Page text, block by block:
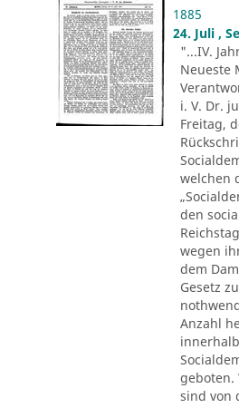
1885
24. Juli ,
"...IV.
Neueste
i. V. Dr.
Freitag,
welchen
den
wegen
dem
Gesetz
Anzahl
geboten.
sind von